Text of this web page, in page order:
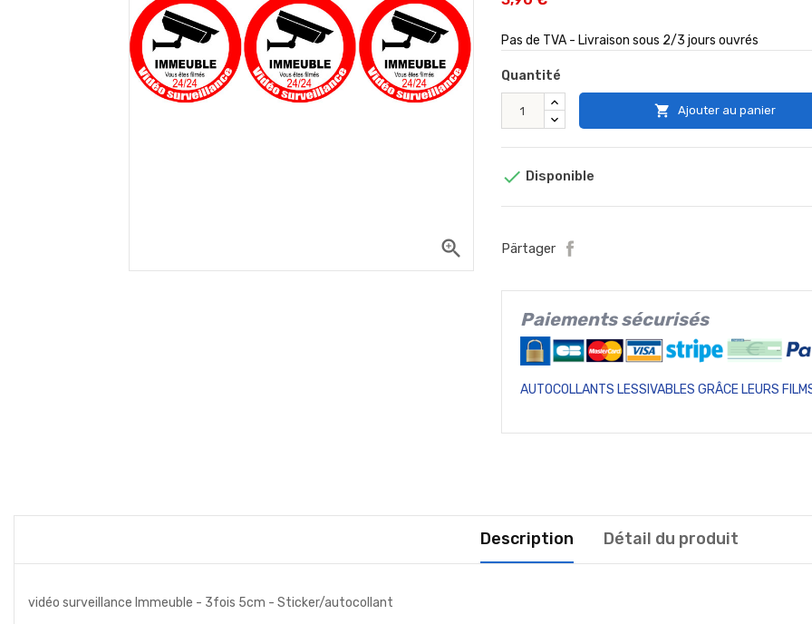
zoom_in
Pas de TVA - Livraison sous 2/3 jours ouvrés
Quantité
 Ajouter au panier
 Disponible
Pärtager
Paiements sécurisés
AUTOCOLLANTS LESSIVABLES GRÂCE LEURS
Description Détail du produit
vidéo surveillance Immeuble - 3fois 5cm - Sticker/autocollant